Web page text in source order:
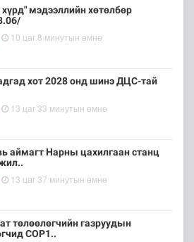
мэдээллийн хөтөлбөр
10 цаг 8 минутын өмнө
хот 2028 онд шинэ ДЦС-тай
13 цаг 33 минутын өмнө
аймагт Нарны цахилгаан станц
13 цаг 37 минутын өмнө
төлөөлөгчийн газруудын
COP1..